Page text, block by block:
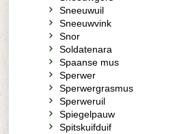
Sneeuwuil
Sneeuwvink
Snor
Soldatenara
Spaanse mus
Sperwer
Sperwergrasmus
Sperweruil
Spiegelpauw
Spitskuifduif